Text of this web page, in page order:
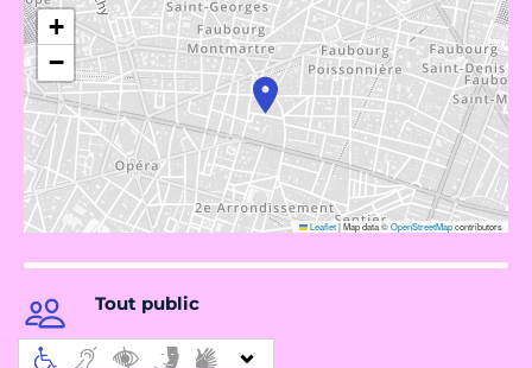
+
−
Leaflet|Map data ©OpenStreetMapcontributors
Tout public